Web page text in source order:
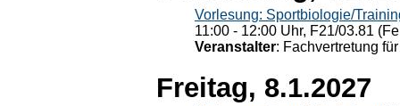
Vorlesung: Sportbiologie/
11:00 - 12:00 Uhr, F21/03.81
Veranstalter: Fachvertretung
Freitag, 8.1.2027